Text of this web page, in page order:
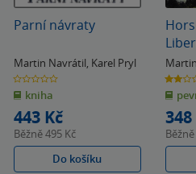
Parní návraty
Martin Navrátil, Karel Pryl
0.0
z
5
hvězdiček
kniha
443 Kč
Běžně495 Kč
Do košíku
2.0
z
5
348
Běžně